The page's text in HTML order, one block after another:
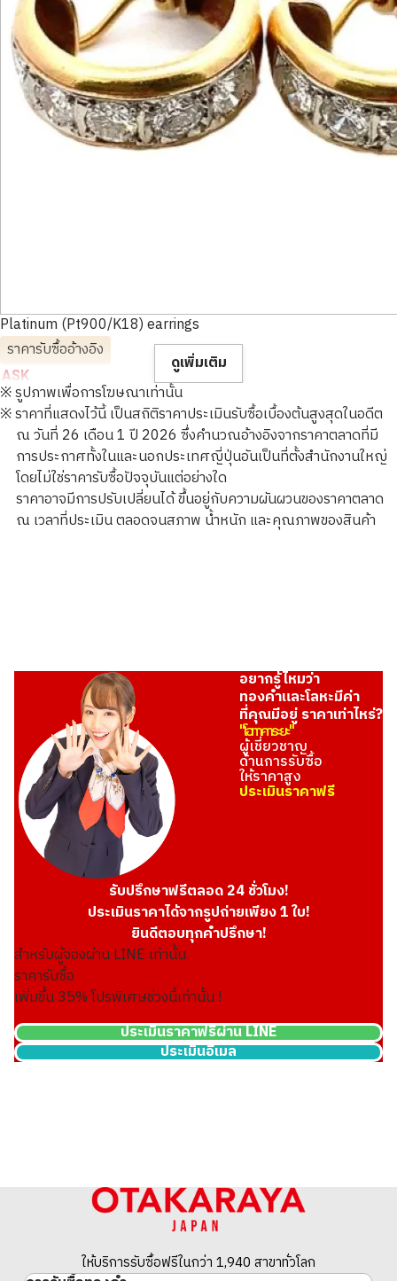
Platinum (Pt900/K18) earrings
ราคารับซื้ออ้างอิง
ASK
ดูเพิ่มเติม
※ รูปภาพเพื่อการโฆษณาเท่านั้น
※ ราคาที่แสดงไว้นี้ เป็นสถิติราคาประเมินรับซื้อเบื้องต้นสูงสุดในอดีต
ณ วันที่ 26 เดือน 1 ปี 2026 ซึ่งคำนวณอ้างอิงจากราคาตลาดที่มี
การประกาศทั้งในและนอกประเทศญี่ปุ่นอันเป็นที่ตั้งสำนักงานใหญ่
โดยไม่ใช่ราคารับซื้อปัจจุบันแต่อย่างใด
ราคาอาจมีการปรับเปลี่ยนได้ ขึ้นอยู่กับความผันผวนของราคาตลาด
ณ เวลาที่ประเมิน ตลอดจนสภาพ น้ำหนัก และคุณภาพของสินค้า
อยากรู้ไหมว่า
ทองคำและโลหะมีค่า
ที่คุณมีอยู่ ราคาเท่าไหร่?
"โอทาคาระยะ"
ผู้เชี่ยวชาญ
ด้านการรับซื้อ
ให้ราคาสูง
ประเมินราคาฟรี
รับปรึกษาฟรีตลอด 24 ชั่วโมง!
ประเมินราคาได้จากรูปถ่ายเพียง 1 ใบ!
ยินดีตอบทุกคำปรึกษา!
สำหรับผู้จองผ่าน LINE เท่านั้น
ราคารับซื้อ
เพิ่มขึ้น35% โปรพิเศษช่วงนี้เท่านั้น !
ประเมินราคาฟรีผ่าน LINE
ประเมินอีเมล
ให้บริการรับซื้อฟรีในกว่า 1,940 สาขาทั่วโลก